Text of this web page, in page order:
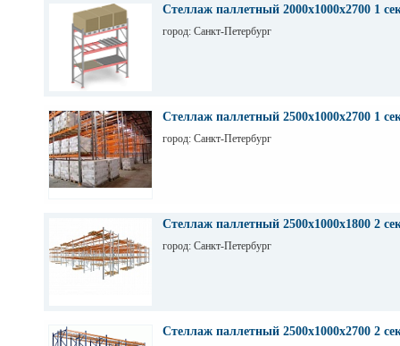
Стеллаж паллетный 2000х1000х2700 1
город: Санкт-Петербург
Стеллаж паллетный 2500х1000х2700 1
город: Санкт-Петербург
Стеллаж паллетный 2500х1000х1800 2
город: Санкт-Петербург
Стеллаж паллетный 2500х1000х2700 2